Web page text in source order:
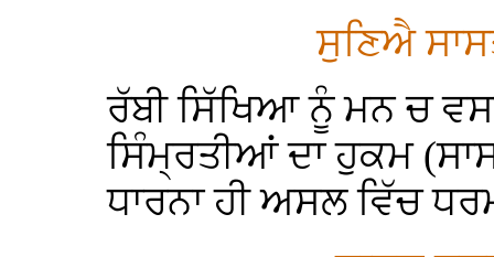
ਸੁਣਿਐ
ਰੱਬੀ ਸਿੱਖਿਆ ਨੂੰ ਮਨ ਚ
ਸਿੰਮ੍ਰਤੀਆਂ ਦਾ ਹੁਕਮ
ਧਾਰਨਾ ਹੀ ਅਸਲ ਵਿੱਚ